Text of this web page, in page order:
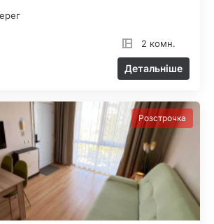
2 комн.
Детальніше
Розстрочка